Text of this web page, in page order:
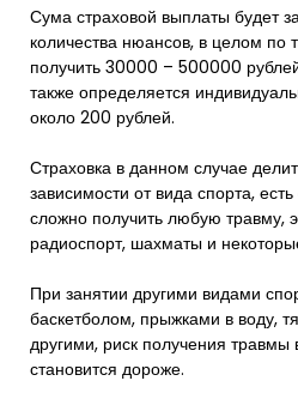
Сума страховой выплаты будет
количества нюансов, в целом по
получить 30000 – 500000
также определяется
около 200 рублей.
Страховка в данном случае
зависимости от вида спорта,
сложно получить любую травму,
радиоспорт, шахматы и
При занятии другими видами
баскетболом, прыжками в воду,
другими, риск получения травмы
становится дороже.